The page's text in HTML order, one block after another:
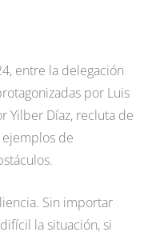
entre la delegación
por Luis
Yilber Díaz, recluta de
ejemplos de
Sin importar
la situación, si